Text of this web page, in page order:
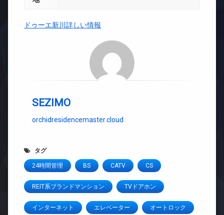
ドゥーエ新川詳しい情報
SEZIMO
orchidresidencemaster.cloud
タグ
24時間管理 BS CATV CS
REIT系ブランドマンション TVドアホン
インターネット エレベーター オートロック